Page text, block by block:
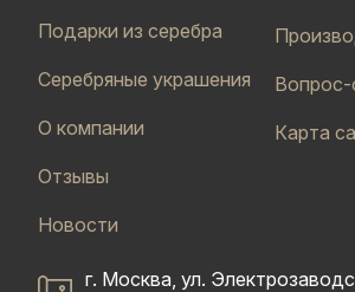
Подарки из серебра
Серебряные украшения
О компании
Отзывы
Новости
Вопрос-
Карта
г. Москва, ул.